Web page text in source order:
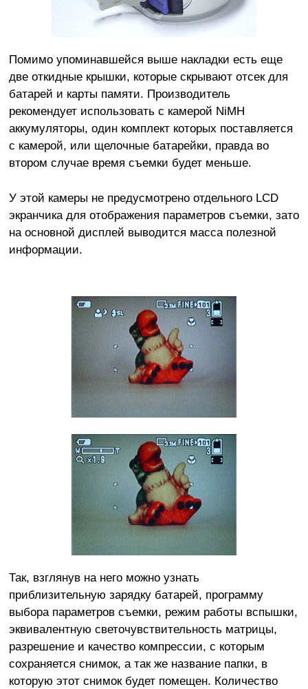
Помимо упоминавшейся выше накладки есть еще
две откидные крышки, которые скрывают отсек для
батарей и карты памяти. Производитель
рекомендует использовать с камерой NiMH
аккумуляторы, один комплект которых поставляется
с камерой, или щелочные батарейки, правда во
втором случае время съемки будет меньше.
У этой камеры не предусмотрено отдельного LCD
экранчика для отображения параметров съемки, зато
на основной дисплей выводится масса полезной
информации.
Так, взглянув на него можно узнать
приблизительную зарядку батарей, программу
выбора параметров съемки, режим работы вспышки,
эквивалентную светочувствительность матрицы,
разрешение и качество компрессии, с которым
сохраняется снимок, а так же название папки, в
которую этот снимок будет помещен. Количество